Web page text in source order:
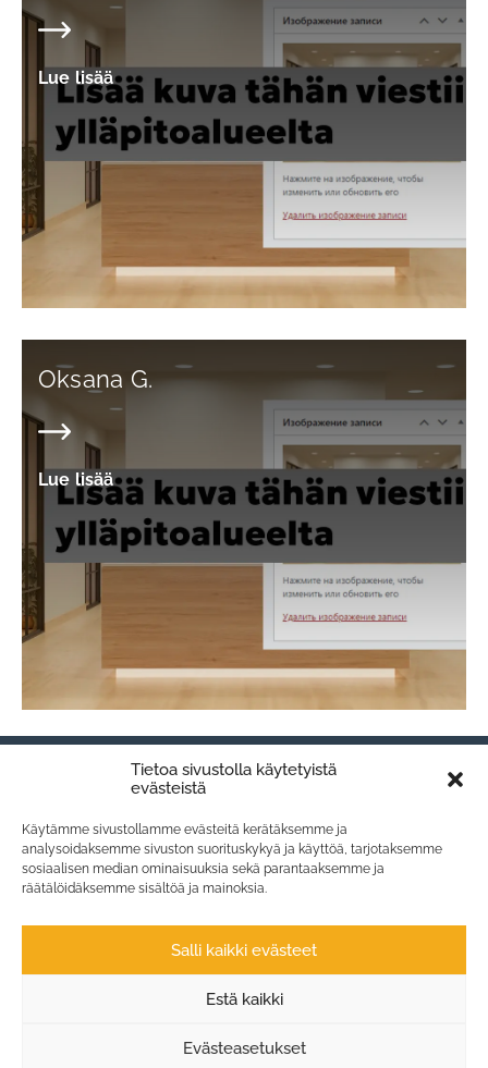
Tietoa sivustolla käytetyistä
evästeistä
Käytämme sivustollamme evästeitä kerätäksemme ja
analysoidaksemme sivuston suorituskykyä ja käyttöä, tarjotaksemme
sosiaalisen median ominaisuuksia sekä parantaaksemme ja
räätälöidäksemme sisältöä ja mainoksia.
Salli kaikki evästeet
Estä kaikki
Evästeasetukset
Lue lisää
Oksana G.
Lue lisää